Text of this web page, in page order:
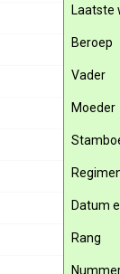
Laatste
Beroep
Vader
Moeder
Datum
Rang